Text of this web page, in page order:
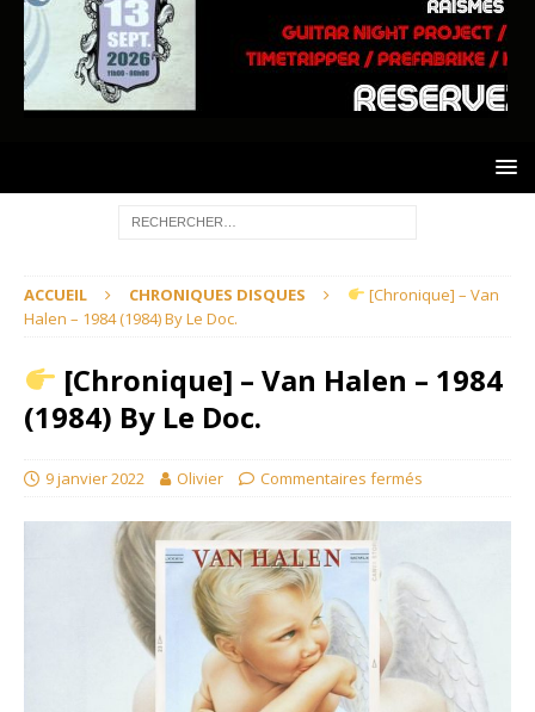
ACCUEIL CHRONIQUES DISQUES
[Chronique] – Van
Halen – 1984 (1984) By Le Doc.
[Chronique] – Van Halen – 1984
(1984) By Le Doc.
9 janvier 2022 Olivier Commentaires fermés